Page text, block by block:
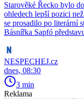
Starověké Řecko bylo
ohledech lepší pozici
se prosadilo po literární
Básnířka Sapfó
NESPECHEJ.cz
dnes, 08:30
3 min
Reklama